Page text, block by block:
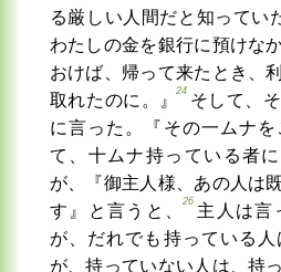
る厳しい人間だと知ってい
わたしの金を銀行に預けな
おけば、帰って来たとき、
取れたのに。』
24
そして、
に言った。『その一ムナ
て、十ムナ持っている者
が、『御主人様、あの人は
す』と言うと、
26
主人は言
が、だれでも持っている
が、持っていない人は、持